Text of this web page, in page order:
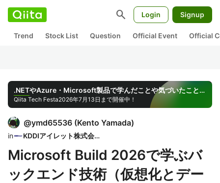
search Login Signup
Trend Stock List Question Official Event Official
.NETやAzure・Microsoft製品で学んだことや気づいたことを共有しよう
Qiita Tech Festa2026年7月13日まで開催中！
@ymd65536 (Kento Yamada)
in KDDIアイレット株式会社
Microsoft Build 2026で学ぶバ
ックエンド技術（仮想化とデー